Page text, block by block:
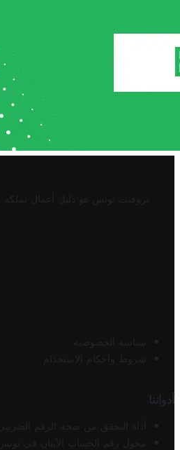
تروفيت تونس هو دليل أعمال تملكه
سياسة الخصوصية
شروط وأحكام الاستخدام
أدواتنا
أداة التحقق من صحة الرقم
محول رقم الحساب الآيبان في تونس